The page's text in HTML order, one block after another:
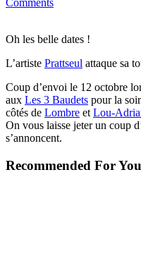
Oh les belle dates !
L’artiste Prattseul attaque sa
Coup d’envoi le 12 octobre
aux Les 3 Baudets pour la
côtés de Lombre et Lou-
On vous laisse jeter un coup
s’annoncent.
Recommended For You